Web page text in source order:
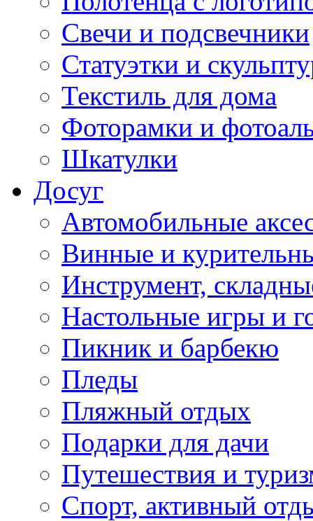
Свечи и подсвечники
Статуэтки и
Текстиль для дома
Фоторамки и
Шкатулки
Досуг
Автомобильные
Винные и
Инструмент,
Настольные игры и
Пикник и барбекю
Пледы
Пляжный отдых
Подарки для дачи
Путешествия и
Спорт, активный